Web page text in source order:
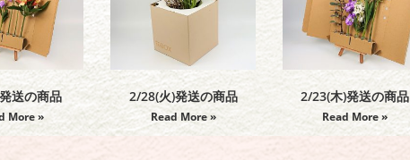
送の商品
More »
2/28(火)発送の商品
Read More »
2/23(木)発送の商品
Read More »